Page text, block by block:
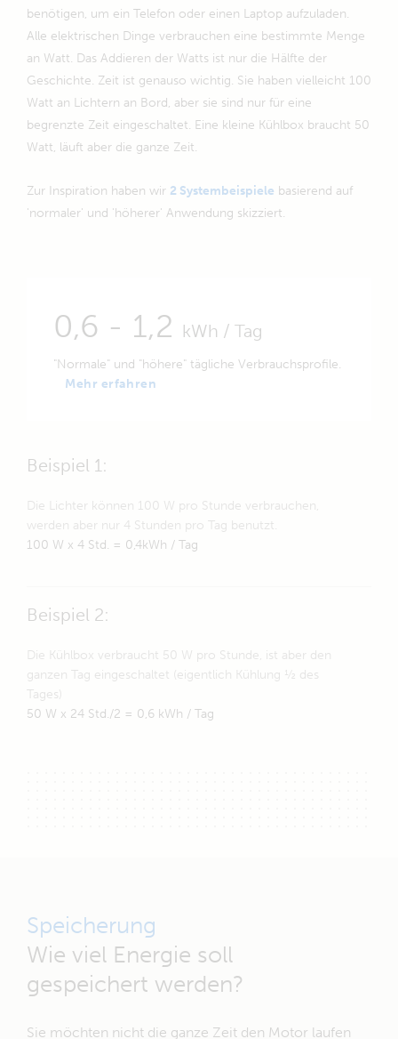
benötigen, um ein Telefon oder einen Laptop aufzuladen.
Alle elektrischen Dinge verbrauchen eine bestimmte Menge
an Watt. Das Addieren der Watts ist nur die Hälfte der
Geschichte. Zeit ist genauso wichtig. Sie haben vielleicht 100
Watt an Lichtern an Bord, aber sie sind nur für eine
begrenzte Zeit eingeschaltet. Eine kleine Kühlbox braucht 50
Watt, läuft aber die ganze Zeit.
Zur Inspiration haben wir 2 Systembeispiele basierend auf
'normaler' und 'höherer' Anwendung skizziert.
0,6 - 1,2 kWh / Tag
"Normale" und "höhere" tägliche Verbrauchsprofile.
Mehr erfahren
Beispiel 1:
Die Lichter können 100 W pro Stunde verbrauchen,
werden aber nur 4 Stunden pro Tag benutzt.
100 W x 4 Std. = 0,4kWh / Tag
Beispiel 2:
Die Kühlbox verbraucht 50 W pro Stunde, ist aber den
ganzen Tag eingeschaltet (eigentlich Kühlung ½ des
Tages)
50 W x 24 Std./2 = 0,6 kWh / Tag
Speicherung
Wie viel Energie soll
gespeichert werden?
Sie möchten nicht die ganze Zeit den Motor laufen